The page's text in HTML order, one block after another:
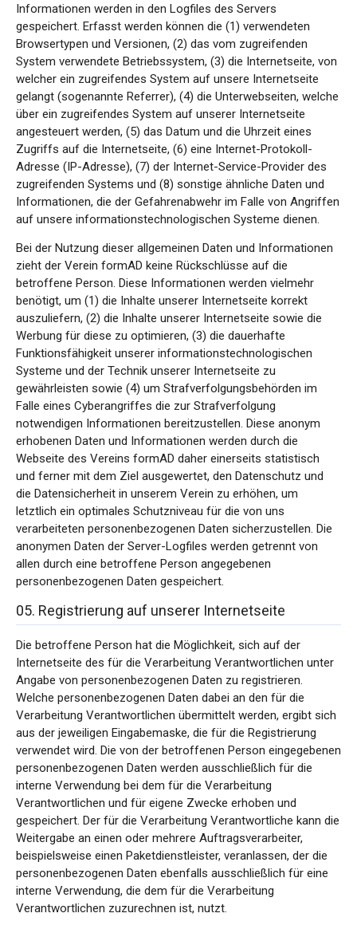
Informationen werden in den Logfiles des Servers
gespeichert. Erfasst werden können die (1) verwendeten
Browsertypen und Versionen, (2) das vom zugreifenden
System verwendete Betriebssystem, (3) die Internetseite, von
welcher ein zugreifendes System auf unsere Internetseite
gelangt (sogenannte Referrer), (4) die Unterwebseiten, welche
über ein zugreifendes System auf unserer Internetseite
angesteuert werden, (5) das Datum und die Uhrzeit eines
Zugriffs auf die Internetseite, (6) eine Internet-Protokoll-
Adresse (IP-Adresse), (7) der Internet-Service-Provider des
zugreifenden Systems und (8) sonstige ähnliche Daten und
Informationen, die der Gefahrenabwehr im Falle von Angriffen
auf unsere informationstechnologischen Systeme dienen.
Bei der Nutzung dieser allgemeinen Daten und Informationen
zieht der Verein formAD keine Rückschlüsse auf die
betroffene Person. Diese Informationen werden vielmehr
benötigt, um (1) die Inhalte unserer Internetseite korrekt
auszuliefern, (2) die Inhalte unserer Internetseite sowie die
Werbung für diese zu optimieren, (3) die dauerhafte
Funktionsfähigkeit unserer informationstechnologischen
Systeme und der Technik unserer Internetseite zu
gewährleisten sowie (4) um Strafverfolgungsbehörden im
Falle eines Cyberangriffes die zur Strafverfolgung
notwendigen Informationen bereitzustellen. Diese anonym
erhobenen Daten und Informationen werden durch die
Webseite des Vereins formAD daher einerseits statistisch
und ferner mit dem Ziel ausgewertet, den Datenschutz und
die Datensicherheit in unserem Verein zu erhöhen, um
letztlich ein optimales Schutzniveau für die von uns
verarbeiteten personenbezogenen Daten sicherzustellen. Die
anonymen Daten der Server-Logfiles werden getrennt von
allen durch eine betroffene Person angegebenen
personenbezogenen Daten gespeichert.
05. Registrierung auf unserer Internetseite
Die betroffene Person hat die Möglichkeit, sich auf der
Internetseite des für die Verarbeitung Verantwortlichen unter
Angabe von personenbezogenen Daten zu registrieren.
Welche personenbezogenen Daten dabei an den für die
Verarbeitung Verantwortlichen übermittelt werden, ergibt sich
aus der jeweiligen Eingabemaske, die für die Registrierung
verwendet wird. Die von der betroffenen Person eingegebenen
personenbezogenen Daten werden ausschließlich für die
interne Verwendung bei dem für die Verarbeitung
Verantwortlichen und für eigene Zwecke erhoben und
gespeichert. Der für die Verarbeitung Verantwortliche kann die
Weitergabe an einen oder mehrere Auftragsverarbeiter,
beispielsweise einen Paketdienstleister, veranlassen, der die
personenbezogenen Daten ebenfalls ausschließlich für eine
interne Verwendung, die dem für die Verarbeitung
Verantwortlichen zuzurechnen ist, nutzt.